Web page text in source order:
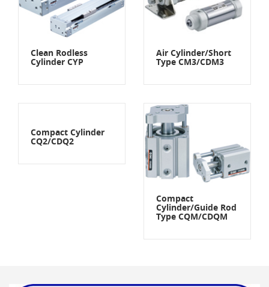
Clean Rodless
Cylinder CYP
Air Cylinder/Short
Type CM3/CDM3
Compact Cylinder
CQ2/CDQ2
Compact
Cylinder/Guide Rod
Type CQM/CDQM